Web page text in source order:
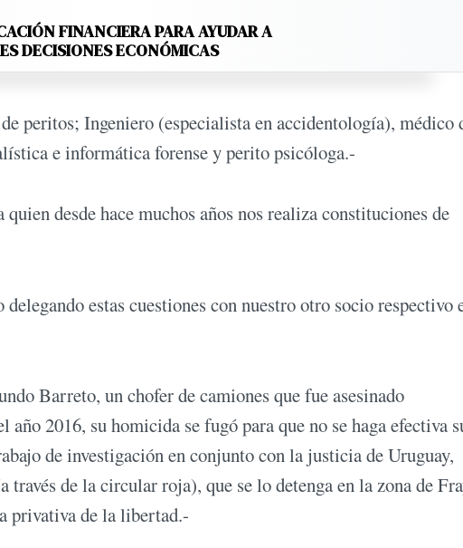
FINANCIERA PARA AYUDAR A
DECISIONES ECONÓMICAS
peritos; Ingeniero (especialista en accidentología), médico
e informática forense y perito psicóloga.-
desde hace muchos años nos realiza constituciones de
estas cuestiones con nuestro otro socio respectivo
Barreto, un chofer de camiones que fue asesinado
2016, su homicida se fugó para que no se haga efectiva
de investigación en conjunto con la justicia de Uruguay,
de la circular roja), que se lo detenga en la zona de
privativa de la libertad.-